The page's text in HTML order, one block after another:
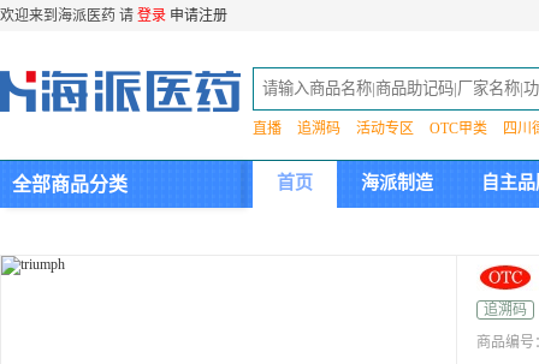
欢迎来到海派医药 请 登录 申请注册
直播 追溯码 活动专区 OTC甲类 四川
全部商品分类 首页 海派制造 自主
追溯码
商品编号